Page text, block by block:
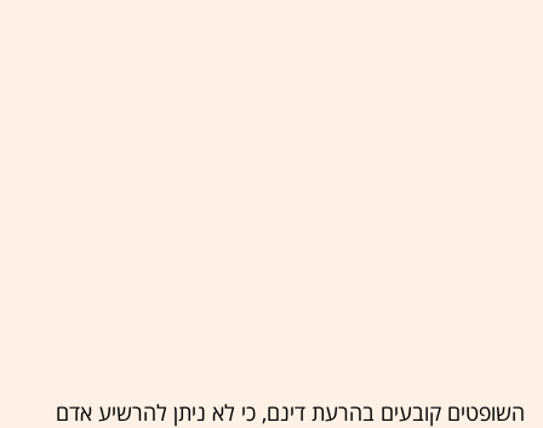
השופטים קובעים בהרעת דינם, כי לא ניתן להרשיע אדם